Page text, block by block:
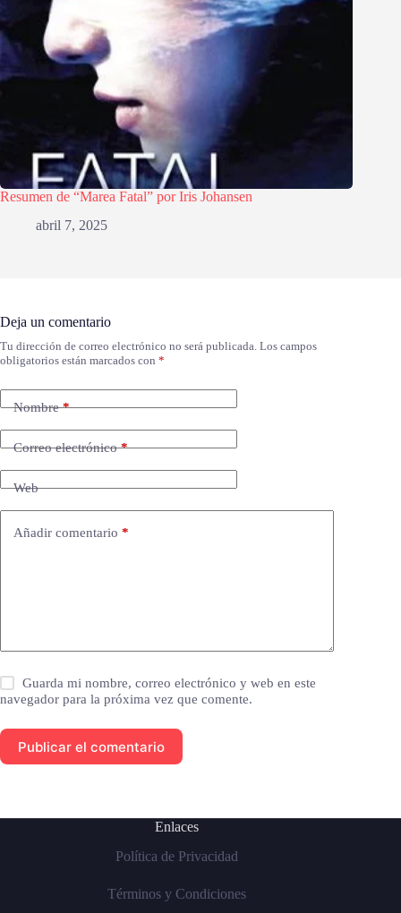
Resumen de “Marea Fatal” por Iris Johansen
abril 7, 2025
Deja un comentario
Tu dirección de correo electrónico no será publicada. Los campos
obligatorios están marcados con *
Nombre*
Correo electrónico*
Web
Añadir comentario *
Guarda mi nombre, correo electrónico y web en este
navegador para la próxima vez que comente.
Publicar el comentario
Enlaces
Política de Privacidad
Términos y Condiciones